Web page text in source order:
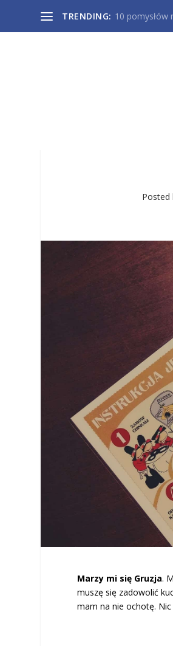
TRENDING: 10 pomysłów
Posted
Marzy mi się Gruzja.
muszę się zadowolić
mam na nie ochotę.